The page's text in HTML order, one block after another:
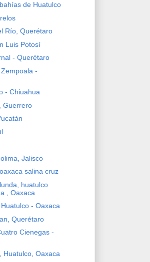
de Huatulco
Río, Querétaro
Luis Potosí
- Querétaro
-
- Chiuahua
Guerrero
Jalisco
salina cruz
huatulco
, Oaxaca
- Oaxaca
Querétaro
Cienegas -
Huatulco, Oaxaca